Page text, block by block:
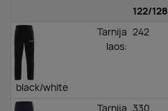
122/128
black/white
Tarnija
laos:
242
Tarnija 330